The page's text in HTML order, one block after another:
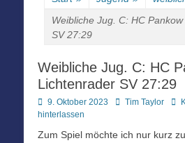
Weibliche Jug. C: HC
SV 27:29
Weibliche Jug. C: HC
Lichtenrader SV 27:29
Posted
on
9. Oktober 2023 AutorTim Taylor
hinterlassen
Zum Spiel möchte ich nur kurz